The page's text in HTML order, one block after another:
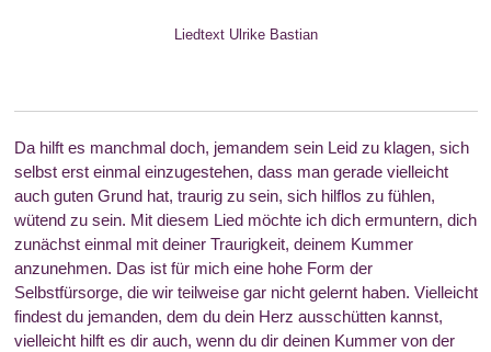
Liedtext Ulrike Bastian
Da hilft es manchmal doch, jemandem sein Leid zu klagen, sich
selbst erst einmal einzugestehen, dass man gerade vielleicht
auch guten Grund hat, traurig zu sein, sich hilflos zu fühlen,
wütend zu sein. Mit diesem Lied möchte ich dich ermuntern, dich
zunächst einmal mit deiner Traurigkeit, deinem Kummer
anzunehmen. Das ist für mich eine hohe Form der
Selbstfürsorge, die wir teilweise gar nicht gelernt haben. Vielleicht
findest du jemanden, dem du dein Herz ausschütten kannst,
vielleicht hilft es dir auch, wenn du dir deinen Kummer von der